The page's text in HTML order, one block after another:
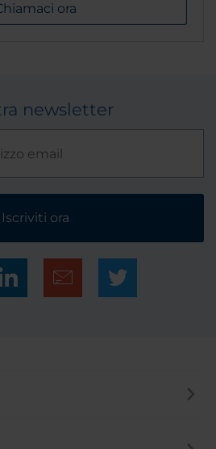
ora
newsletter
Iscriviti ora